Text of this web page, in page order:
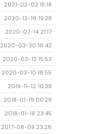
2021-02-02 15:18
2020-12-16 19:28
2020-07-14 21:17
2020-03-30 16:42
2020-03-13 15:53
2020-03-10 16:55
2019-11-12 10:38
2018-01-19 00:29
2018-01-18 23:45
2017-08-09 23:26